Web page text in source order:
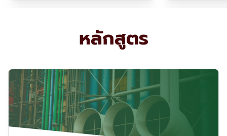
หลักสูตร